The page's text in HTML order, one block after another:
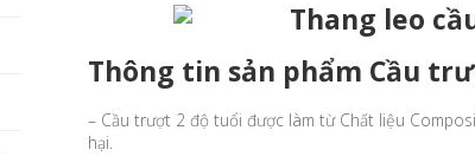
Thông tin sản phẩm Cầu
– Cầu trượt 2 độ tuổi được làm từ Chất liệu
hại.